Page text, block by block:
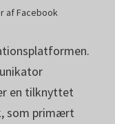
af Facebook
en tilknyttet
som primært